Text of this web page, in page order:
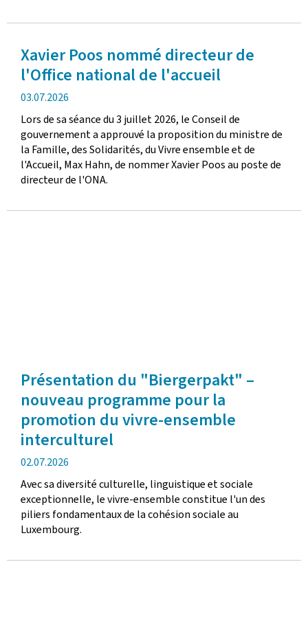
Xavier Poos nommé directeur de
l'Office national de l'accueil
date
de
publication
03.07.2026
Lors de sa séance du 3 juillet 2026, le Conseil de
gouvernement a approuvé la proposition du ministre de
la Famille, des Solidarités, du Vivre ensemble et de
l'Accueil, Max Hahn, de nommer Xavier Poos au poste de
directeur de l'ONA.
Présentation du "Biergerpakt" –
nouveau programme pour la
promotion du vivre-ensemble
interculturel
date
de
publication
02.07.2026
Avec sa diversité culturelle, linguistique et sociale
exceptionnelle, le vivre-ensemble constitue l'un des
piliers fondamentaux de la cohésion sociale au
Luxembourg.